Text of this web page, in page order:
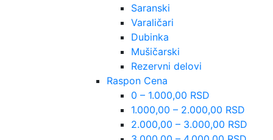
Saranski
Varaličari
Dubinka
Mušičarski
Rezervni delovi
Raspon Cena
0 – 1.000,00 RSD
1.000,00 – 2.000,00 RSD
2.000,00 – 3.000,00 RSD